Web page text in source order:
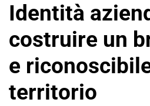
Identità
costruire un
e
territorio